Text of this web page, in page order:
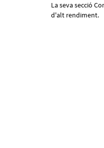
La seva secció
d'alt rendiment.